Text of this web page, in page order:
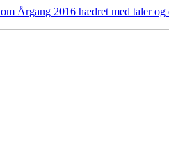
om Årgang 2016 hædret med taler